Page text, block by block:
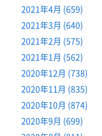
2021年4月 (659)
2021年3月 (640)
2021年2月 (575)
2021年1月 (562)
2020年12月 (738)
2020年11月 (835)
2020年10月 (874)
2020年9月 (699)